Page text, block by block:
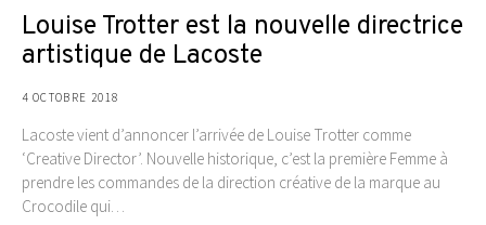
Louise Trotter est la nouvelle directrice
artistique de Lacoste
4 OCTOBRE 2018
Lacoste vient d’annoncer l’arrivée de Louise Trotter comme
‘Creative Director’. Nouvelle historique, c’est la première Femme à
prendre les commandes de la direction créative de la marque au
Crocodile qui…